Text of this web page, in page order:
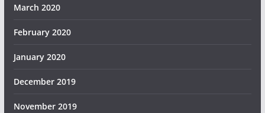
March 2020
February 2020
January 2020
December 2019
November 2019